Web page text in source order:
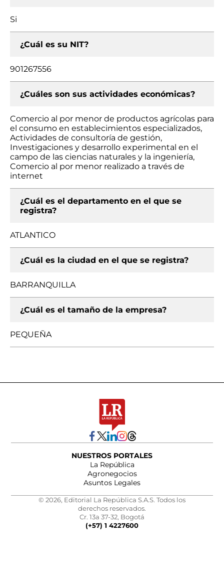
Si
¿Cuál es su NIT?
901267556
¿Cuáles son sus actividades económicas?
Comercio al por menor de productos agrícolas para
el consumo en establecimientos especializados,
Actividades de consultoría de gestión,
Investigaciones y desarrollo experimental en el
campo de las ciencias naturales y la ingeniería,
Comercio al por menor realizado a través de
internet
¿Cuál es el departamento en el que se
registra?
ATLANTICO
¿Cuál es la ciudad en el que se registra?
BARRANQUILLA
¿Cuál es el tamaño de la empresa?
PEQUEÑA
NUESTROS PORTALES
La República
Agronegocios
Asuntos Legales
© 2026, Editorial La República S.A.S. Todos los
derechos reservados.
Cr. 13a 37-32, Bogotá
(+57) 1 4227600